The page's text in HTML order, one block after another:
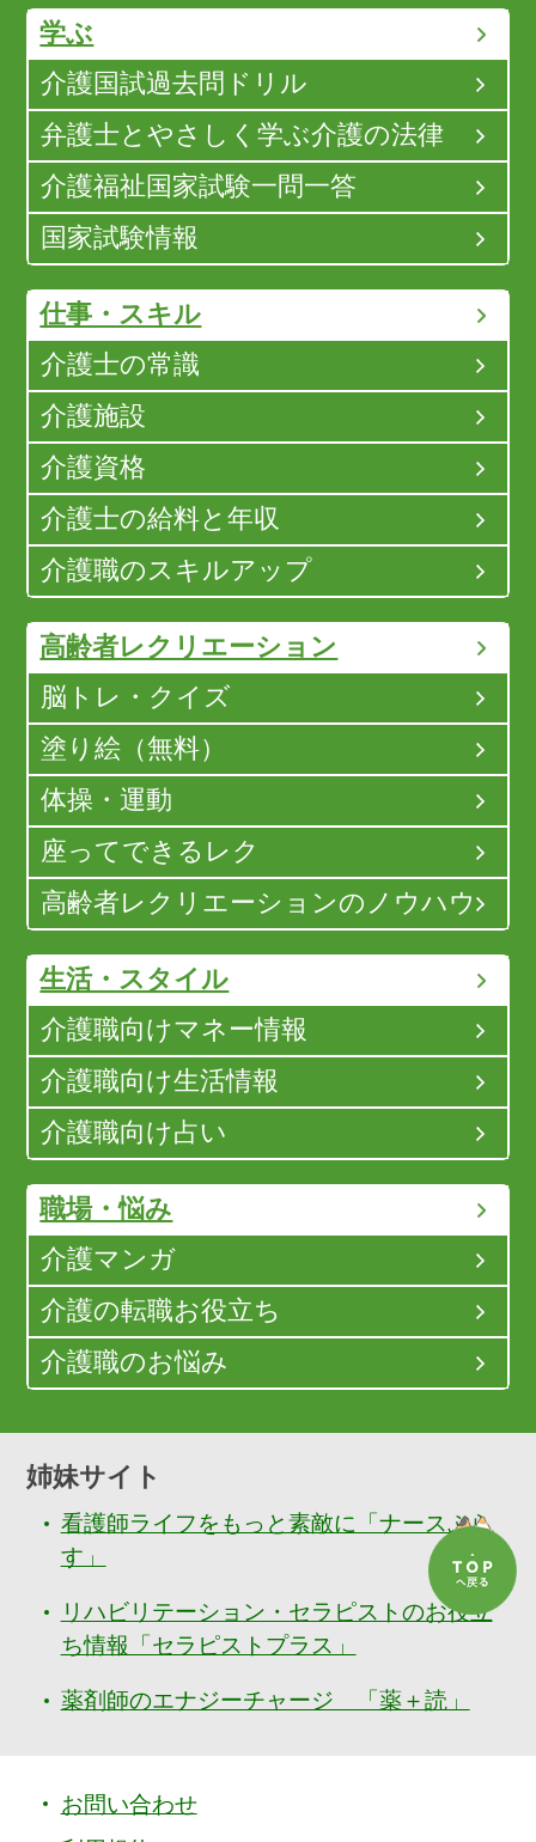
学ぶ
介護国試過去問ドリル
弁護士とやさしく学ぶ介護の法律
介護福祉国家試験一問一答
国家試験情報
仕事・スキル
介護士の常識
介護施設
介護資格
介護士の給料と年収
介護職のスキルアップ
高齢者レクリエーション
脳トレ・クイズ
塗り絵（無料）
体操・運動
座ってできるレク
高齢者レクリエーションのノウハウ
生活・スタイル
介護職向けマネー情報
介護職向け生活情報
介護職向け占い
職場・悩み
介護マンガ
介護の転職お役立ち
介護職のお悩み
姉妹サイト
看護師ライフをもっと素敵に「ナースぷら
す」
リハビリテーション・セラピストのお役立
ち情報「セラピストプラス」
薬剤師のエナジーチャージ 「薬＋読」
お問い合わせ